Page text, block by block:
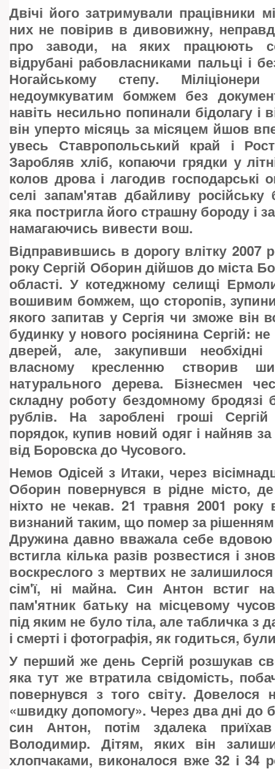
Двічі його затримували працівники
них не повірив в дивовижну,
про заводи, на яких працюють
відрубані рабовласниками пальці і
Ногайському степу.
недоумкуватим бомжем без
навіть несильно попинали бідолагу і
він уперто місяць за місяцем йшов
увесь Ставропольський край і
Заробляв хліб, копаючи грядки у
колов дрова і лагодив господарські
селі запам'ятав дбайливу
яка постригла його страшну бороду і
намагаючись вивести вош.
Відправившись в дорогу влітку 2007
року Сергій Оборин дійшов до міста
області. У котеджному селищі
вошивим бомжем, що сторопів,
якого запитав у Сергія чи зможе він
будинку у нового росіянина Сергій:
дверей, але, закупивши необхідні
власному кресленню створив
натурального дерева. Бізнесмен
складну роботу бездомному бродязі
рублів. На зароблені гроші
порядок, купив новий одяг і найняв
від Боровска до Чусового.
Немов Одісей з Итаки, через
Оборин повернувся в рідне місто,
ніхто не чекав. 21 травня 2001 року
визнаний таким, що помер за рішенням
Дружина давно вважала себе вдовою
встигла кілька разів розвестися і
воскреслого з мертвих не залишилося
сім'ї, ні майна. Син Антон встиг
пам'ятник батьку на місцевому
під яким не було тіла, але табличка з
і смерті і фотографія, як годиться,
У перший же день Сергій розшукав
яка тут же втратила свідомість,
повернувся з того світу. Довелося
«швидку допомогу». Через два дні до
син Антон, потім здалека
Володимир. Дітям, яких він
хлопчаками, виконалося вже 32 і 34